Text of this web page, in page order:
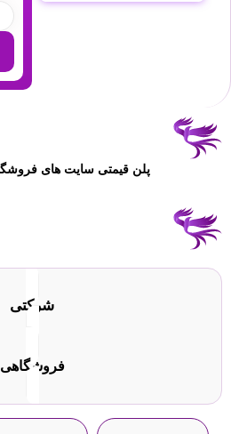
پلن قیمتی سایت های
شرکتی
فروشگاهی